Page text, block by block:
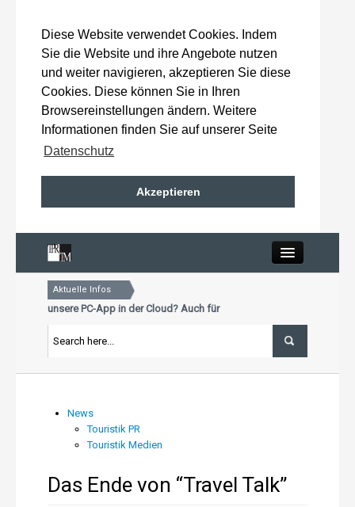
Diese Website verwendet Cookies. Indem
Sie die Website und ihre Angebote nutzen
und weiter navigieren, akzeptieren Sie diese
Cookies. Diese können Sie in Ihren
Browsereinstellungen ändern. Weitere
Informationen finden Sie auf unserer Seite
Datenschutz
Akzeptieren
Home
Aktuelle Infos
schon unsere PC-App in der Cloud? Auch für Mac und Tablet
Aktualisierungstermin für Premiumkunden: 15. Oktober 2026
schon unsere PC-App in der Cloud? Auch für Mac und Tablet
Das Ende von “Travel Talk”
News
Touristik PR
Touristik Medien